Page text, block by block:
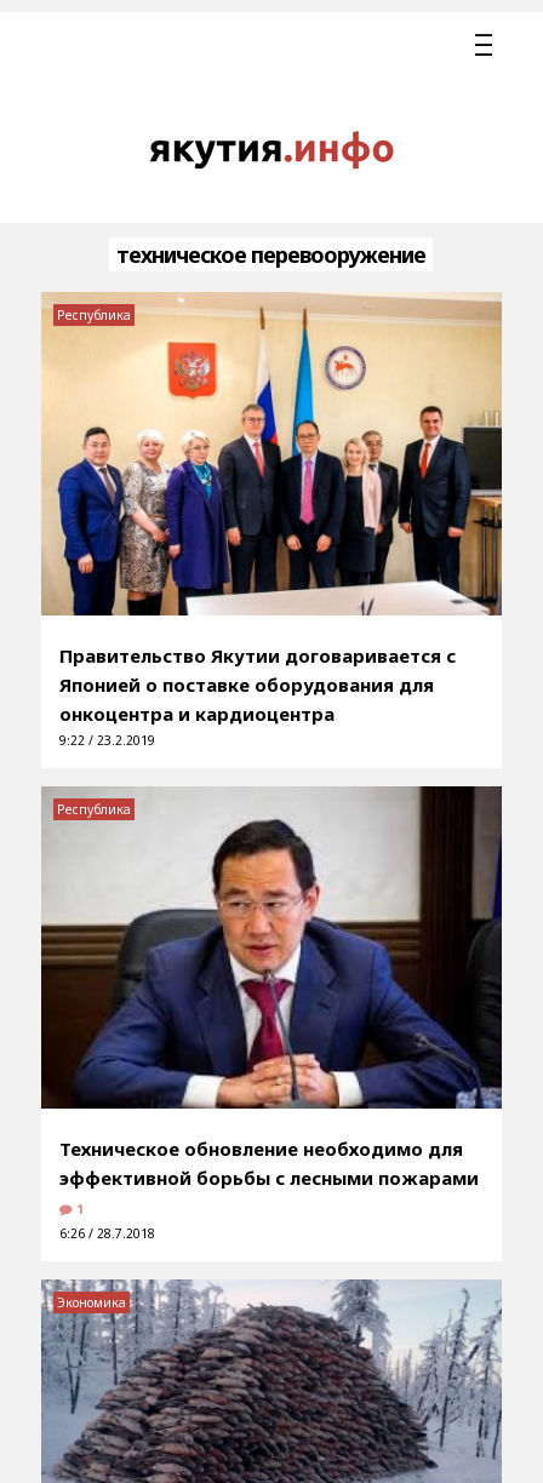
техническое перевооружение
Правительство Якутии договаривается с
Японией о поставке оборудования для
онкоцентра и кардиоцентра
9:22 / 23.2.2019
Республика
Техническое обновление необходимо для
эффективной борьбы с лесными пожарами
1
6:26 / 28.7.2018
Республика
Экономика